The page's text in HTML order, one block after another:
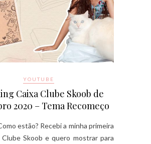
YOUTUBE
Caixa Clube Skoob de
2020 – Tema Recomeço
estão? Recebi a minha primeira
Skoob e quero mostrar para